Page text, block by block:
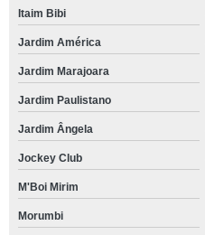
Itaim Bibi
Jardim América
Jardim Marajoara
Jardim Paulistano
Jardim Ângela
Jockey Club
M'Boi Mirim
Morumbi